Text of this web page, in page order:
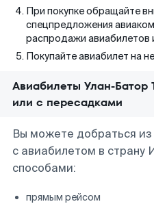
При покупке обращайте
спецпредложения
распродажи авиабилетов
Покупайте авиабилет на
Авиабилеты Улан-Батор
или с пересадками
Вы можете добраться
с авиабилетом в страну
способами:
прямым рейсом